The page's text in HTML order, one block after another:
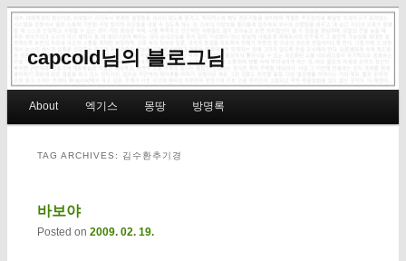
capcold님의 블로그님
Skip to primary content
Skip to secondary content
About 엑기스 몽땅 방명록
TAG ARCHIVES: 김수환추기경
바보야
Posted on 2009. 02. 19.